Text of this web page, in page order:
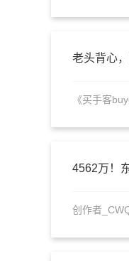
老头背心
《买手客
4562万！
创作者